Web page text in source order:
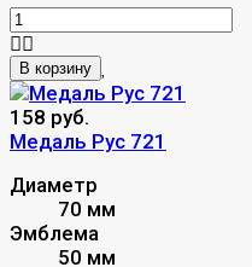
В корзину
158 руб.
Медаль Рус 721
Диаметр
70 мм
Эмблема
50 мм